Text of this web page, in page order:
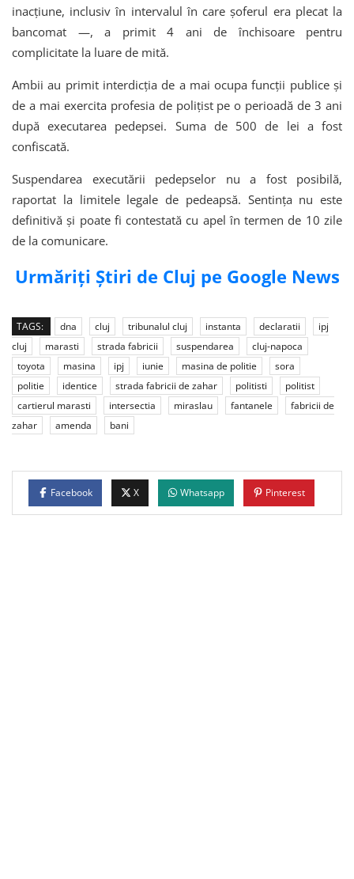
inacțiune, inclusiv în intervalul în care șoferul era plecat la
bancomat —, a primit 4 ani de închisoare pentru
complicitate la luare de mită.
Ambii au primit interdicția de a mai ocupa funcții publice și
de a mai exercita profesia de polițist pe o perioadă de 3 ani
după executarea pedepsei. Suma de 500 de lei a fost
confiscată.
Suspendarea executării pedepselor nu a fost posibilă,
raportat la limitele legale de pedeapsă. Sentința nu este
definitivă și poate fi contestată cu apel în termen de 10 zile
de la comunicare.
Urmăriți Știri de Cluj pe Google News
TAGS: dna cluj tribunalul cluj instanta declaratii
ipj
cluj
marasti strada fabricii suspendarea
cluj-napoca
toyota
masina ipj iunie masina de politie
sora
politie
identice strada fabricii de zahar politisti
politist
cartierul marasti
intersectia miraslau fantanele
fabricii de
zahar
amenda bani
Facebook X Whatsapp Pinterest